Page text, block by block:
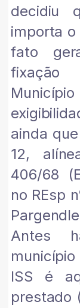
decidiu
importa
fato
ainda
12,
406/68
no REsp
Antes
ISS é
prestado